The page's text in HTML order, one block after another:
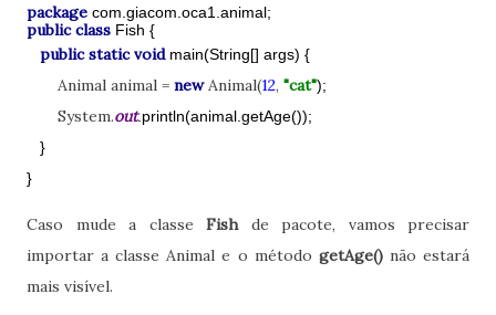
package com.giacom.oca1.animal;
public class Fish {
public static void main(String[] args) {
Animal animal = new Animal(12, "cat");
System.out.println(animal.getAge());
}
}
Caso mude a classe Fishde pacote, vamos precisar
importar a classe Animal e o método getAge() não estará
mais visível.